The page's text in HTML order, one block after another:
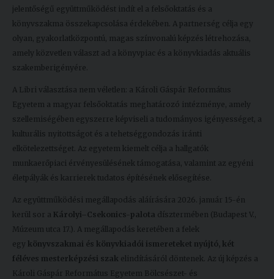
Nemzetközi
Sajtó
Junior
jelentőségű együttműködést indít el a felsőoktatás és a
könyvszakma összekapcsolása érdekében. A partnerség célja egy
olyan, gyakorlatközpontú, magas színvonalú képzés létrehozása,
amely közvetlen választ ad a könyvpiac és a könyvkiadás aktuális
szakemberigényére.
A Libri választása nem véletlen: a Károli Gáspár Református
Egyetem a magyar felsőoktatás meghatározó intézménye, amely
szellemiségében egyszerre képviseli a tudományos igényességet, a
kulturális nyitottságot és a tehetséggondozás iránti
elkötelezettséget. Az egyetem kiemelt célja a hallgatók
munkaerőpiaci érvényesülésének támogatása, valamint az egyéni
életpályák és karrierek tudatos építésének elősegítése.
Az együttműködési megállapodás aláírására 2026. január 15-én
kerül sor a Károlyi–Csekonics-palota dísztermében (Budapest V.,
Múzeum utca 17.). A megállapodás keretében a felek
egy könyvszakmai és könyvkiadói ismereteket nyújtó, két
féléves mesterképzési szak elindításáról döntenek. Az új képzés a
Károli Gáspár Református Egyetem Bölcsészet- és